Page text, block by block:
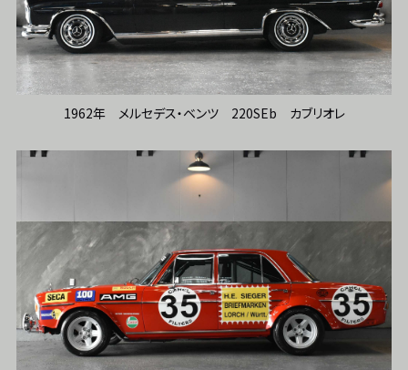
1962年 メルセデス・ベンツ 220SEb カブリオレ